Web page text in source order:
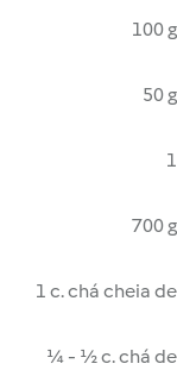
100 g
50 g
1
700 g
1 c. chá cheia de
¼ - ½ c. chá de